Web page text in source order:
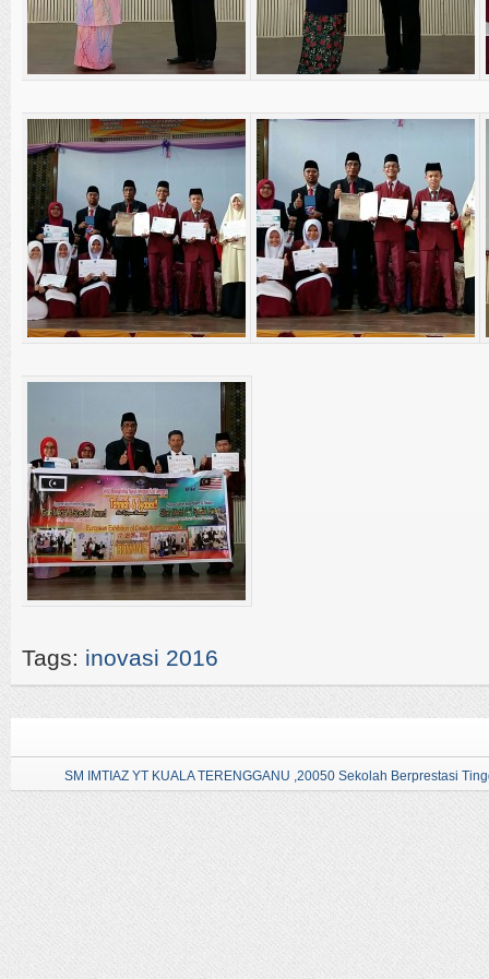
Tags: inovasi 2016
SM IMTIAZ YT KUALA TERENGGANU ,20050 Sekolah Berprestasi